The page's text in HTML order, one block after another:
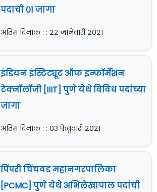
पदाची ०१ जागा
अंतिम दिनांक : : २२ जानेवारी २०२१
इंडियन इंस्टिट्यूट ऑफ इन्फॉर्मेशन
टेक्नॉलॉजी [IIIT] पुणे येथे विविध पदांच्या
जागा
अंतिम दिनांक : : ०३ फेब्रुवारी २०२१
पिंपरी चिंचवड महानगरपालिका
[PCMC] पुणे येथे अभिलेखापाल पदांची